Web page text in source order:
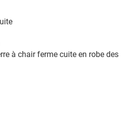
à chair ferme cuite en robe des